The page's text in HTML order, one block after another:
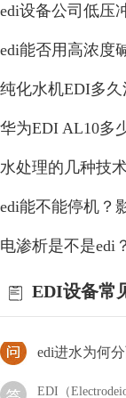
edi设备公司低压
edi能否用高浓度
纯化水机EDI多久
华为EDI AL10多
水处理的几种技
edi能不能停机？
电渗析是不是edi？
EDI设备常
edi的通信方
edi所代表的含
方式主要有哪
edi纯水是什
我们可以在很
不知道它是什
为两路，即进